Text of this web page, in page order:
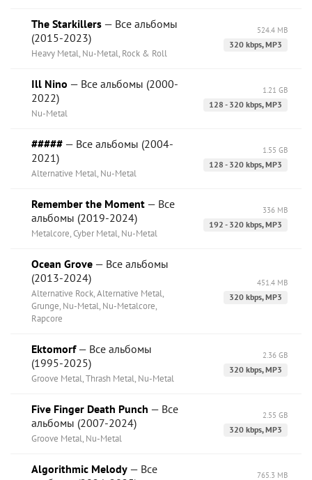
The Starkillers — Все альбомы
(2015-2023)
Heavy Metal, Nu-Metal, Rock & Roll
524.4 MB
320 kbps, MP3
Ill Nino — Все альбомы (2000-
2022)
Nu-Metal
1.21 GB
128 - 320 kbps, MP3
##### — Все альбомы (2004-
2021)
Alternative Metal, Nu-Metal
1.55 GB
128 - 320 kbps, MP3
Remember the Moment — Все
альбомы (2019-2024)
Metalcore, Cyber Metal, Nu-Metal
336 MB
192 - 320 kbps, MP3
Ocean Grove — Все альбомы
(2013-2024)
Alternative Rock, Alternative Metal,
Grunge, Nu-Metal, Nu-Metalcore,
Rapcore
451.4 MB
320 kbps, MP3
Ektomorf— Все альбомы
(1995-2025)
Groove Metal, Thrash Metal, Nu-Metal
2.36 GB
320 kbps, MP3
Five Finger Death Punch — Все
альбомы (2007-2024)
Groove Metal, Nu-Metal
2.55 GB
320 kbps, MP3
Algorithmic Melody — Все
765.3 MB